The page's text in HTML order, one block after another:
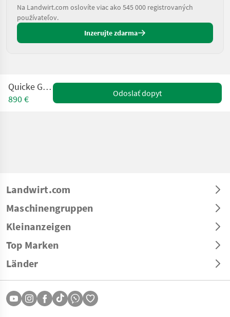
Na Landwirt.com oslovíte viac ako 545 000 registrovaných
používateľov.
Inzerujte zdarma
Quicke GM 165
890 €
Odoslať dopyt
Landwirt.com
Maschinengruppen
Kleinanzeigen
Top Marken
Länder